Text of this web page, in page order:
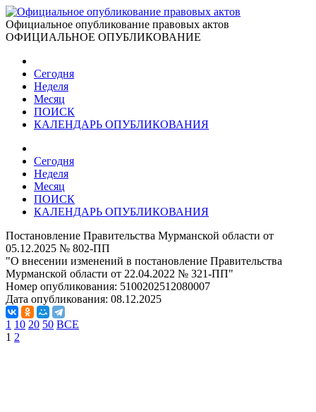
Официальное опубликование правовых актов
ОФИЦИАЛЬНОЕ ОПУБЛИКОВАНИЕ
Сегодня
Неделя
Месяц
ПОИСК
КАЛЕНДАРЬ ОПУБЛИКОВАНИЯ
Сегодня
Неделя
Месяц
ПОИСК
КАЛЕНДАРЬ ОПУБЛИКОВАНИЯ
Постановление Правительства Мурманской области от
05.12.2025 № 802-ПП
"О внесении изменений в постановление Правительства
Мурманской области от 22.04.2022 № 321-ПП"
Номер опубликования: 5100202512080007
Дата опубликования: 08.12.2025
1 10 20 50 ВСЕ
1 2